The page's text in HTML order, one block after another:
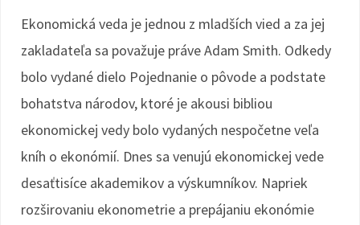
Ekonomická veda je jednou z mladších vied a za jej
zakladateľa sa považuje práve Adam Smith. Odkedy
bolo vydané dielo Pojednanie o pôvode a podstate
bohatstva národov, ktoré je akousi bibliou
ekonomickej vedy bolo vydaných nespočetne veľa
kníh o ekonómií. Dnes sa venujú ekonomickej vede
desaťtisíce akademikov a výskumníkov. Napriek
rozširovaniu ekonometrie a prepájaniu ekonómie